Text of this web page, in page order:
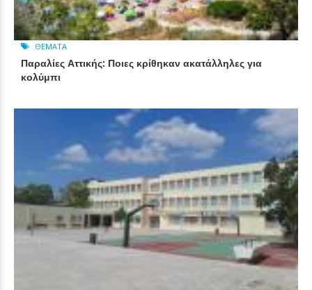
ΘΈΜΑΤΑ
Παραλίες Αττικής: Ποιες κρίθηκαν ακατάλληλες για
κολύμπι